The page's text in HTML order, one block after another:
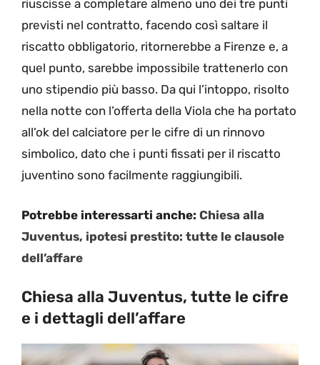
riuscisse a completare almeno uno dei tre punti
previsti nel contratto, facendo così saltare il
riscatto obbligatorio, ritornerebbe a Firenze e, a
quel punto, sarebbe impossibile trattenerlo con
uno stipendio più basso. Da qui l’intoppo, risolto
nella notte con l’offerta della Viola che ha portato
all’ok del calciatore per le cifre di un rinnovo
simbolico, dato che i punti fissati per il riscatto
juventino sono facilmente raggiungibili.
Potrebbe interessarti anche: Chiesa alla
Juventus, ipotesi prestito: tutte le clausole
dell’affare
Chiesa alla Juventus, tutte le cifre
e i dettagli dell’affare